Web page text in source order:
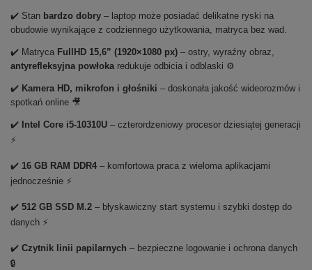
✔️ Stan bardzo dobry – laptop może posiadać delikatne ryski na
obudowie wynikające z codziennego użytkowania, matryca bez wad.
✔️ Matryca FullHD 15,6” (1920×1080 px) – ostry, wyraźny obraz,
antyrefleksyjna powłokaredukuje odbicia i odblaski ⚙️
✔️ Kamera HD, mikrofon i głośniki – doskonała jakość wideorozmów i
spotkań online 🎥
✔️ Intel Core i5-10310U – czterordzeniowy procesor dziesiątej generacji
⚡
✔️ 16 GB RAM DDR4 – komfortowa praca z wieloma aplikacjami
jednocześnie ⚡
✔️ 512 GB SSD M.2 – błyskawiczny start systemu i szybki dostęp do
danych ⚡
✔️ Czytnik linii papilarnych – bezpieczne logowanie i ochrona danych
🔒